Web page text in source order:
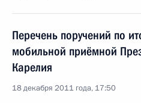
Перечень поручений по
мобильной приёмной
Карелия
18 декабря 2011 года, 17:50